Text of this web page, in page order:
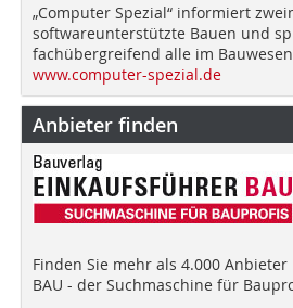
„Computer Spezial“ informiert
softwareunterstützte Bauen und
fachübergreifend alle im
www.computer-spezial.de
Anbieter finden
Finden Sie mehr als 4.000 Anbieter
BAU - der Suchmaschine für